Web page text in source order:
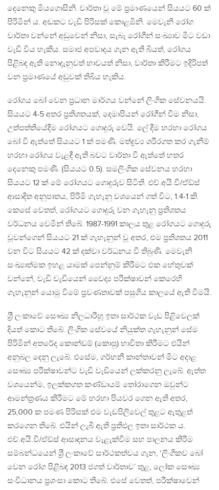
දෙනෙකු මියගොසිනි. වාර්තා වූ මේ ප‍්‍රමාණයෙන් සියයට 60 ක්
පිරිමින් ය. අඩකට වැඩි පිරිසක් කොළඹිනි. මෙවැනි රෝග
වාර්තා වන්නේ අඩුවෙන් නිසා, සැබෑ රෝගීන් සංඛ්‍යාව මීට වඩා
වැඩි විය හැකිය. සමාජ අපවාදය ගැන ඇති බියත්, රෝගය
පිළිබඳ ඇති නොදැනුවත් භාවයත් නිසා, වාර්තා කිරීමට ඉදිරිපත්
වන ප‍්‍රමාණයේ අඩුවක් තිබිය හැකිය.
රෝගය බෝ වෙන ප‍්‍රධාන මාර්ගය වන්නේ ලිංගික සේවනයයි.
සියයට 4-5 අතර ප‍්‍රතිශතයක්, දෙමාපියන් රෝගීන් වීම නිසා,
උත්පත්තියේදීම රෝගයට ගොදුරු වෙයි. ලේ දීම හරහා රෝගය
බෝ වී ඇත්තේ සියයට 1 ක් පමණි. මත්ද්‍රව්‍ය ශරීරගත කර ගැනීම්
හරහා රෝගය වැළඳී ඇති බවට වාර්තා වී ඇත්තේ හතර
දෙනෙකු පමණි. (සියයට 0.5). සමලිංගික සේවනය හරහා
සියයට 12 ක් මේ රෝගයට ගොදුරුව සිටිති. එච්.අයි.වී/ඒඞ්ස්
ආසාදිත අනුපාතය, පිරිමි ගැහැනු වශයෙන් ගත් විට, 1.4-1 කි.
කෙසේ වෙතත්, රෝගයට ගොදුරු වන ගැහැනු ප‍්‍රතිශතය
වර්ධනය වෙමින් තිබේ. 1987-1991 කාලය තුළ රෝගයට ගොදුරු
වූවන්ගෙන් සියයට 21 ක් ගැහැනුන් වූ අතර, එම ප‍්‍රතිශතය 2011
වන විට සියයට 42 ක් දක්වා වර්ධනය වී තිබුණි. මෙවැනි
සංඛ්‍යාත්මක ඉහළ යාමක් පෙන්නුම් කිරීමට එක හේතුවක්
වන්නේ, වැඩි වැඩියෙන් වෛද්‍ය පරීක්ෂාවන් කෙරෙහි
ගැහැනුන් යොමු වීමේ ප‍්‍රවණතාවක් පසුගිය කාලයේ ඇති වීමයි.
ශ‍්‍රී ලංකාවේ සෞඛ්‍ය නිලධාරීහූ ඉතා සාර්ථක වැඩ පිළිවෙලක්
දියත් කොට තිබේ. ලිංගික සේවයේ නියුක්ත ගැහැනුන් සේම
පිරිමින් අතරේද කොන්ඩම් (කොපු) භාවිතා කිරීමට එයින්
අනුබල දෙනු ලැබේ. එසේම, ගර්භනී කාන්තාවන් මීට අදාළ
සෞඛ්‍ය පරීක්ෂාවන්ට වැඩි වැඩියෙන් ලක්කරනු ලැබේ. ඇත්ත
වශයෙන්ම, ඉලක්කගත කණ්ඩායම් තෝරාගෙන ඔවුන්ට
ආමන්ත‍්‍රණය කිරීමට මේ හරහා පියවර ගෙන ඇති අතර,
25,000 ක පමණ පිරිසක් එම වැඩපිලිවෙල් තුළට ඇතුළත්
කරගෙන තිබේ. එයින් ලැබී ඇති ප‍්‍රතිඵල ඉතා සාර්ථක ය.
එච්.අයි.වී/ඒඞ්ස් ආසාදනය වැළැක්වීම සහ පාලනය කිරීම
සම්බන්ධයෙන් ශ‍්‍රී ලංකාවේ සාර්ථකත්වය ගැන, ‘ලිංගිකව බෝ
වෙන රෝග පිළිබඳ 2013 ජගත් වාර්තාව’ තුළ, ලෝක සෞඛ්‍ය
සංවිධානය ප‍්‍රශංසා කොට තිබේ. එසේ වෙතත්, පරීක්ෂාවෙන්